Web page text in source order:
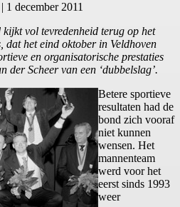
| 1 december 2011
vol tevredenheid terug op het
dat het eind oktober in Veldhoven
en organisatorische prestaties
der Scheer van een ‘dubbelslag’.
Betere sportieve
resultaten had de
bond zich vooraf
niet kunnen
wensen. Het
mannenteam
werd voor het
eerst sinds 1993
weer